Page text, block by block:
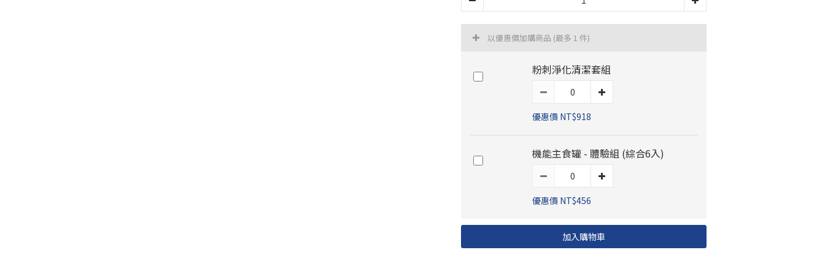
以優惠價加購商品 (最多 1 件)
粉刺淨化清潔套組
優惠價 NT$918
機能主食罐 - 體驗組 (綜合6入)
優惠價 NT$456
加入購物車